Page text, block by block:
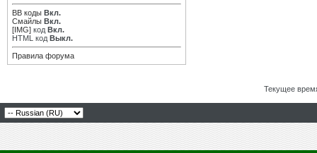
BB коды Вкл.
Смайлы Вкл.
[IMG] код Вкл.
HTML код Выкл.
Правила форума
Текущее